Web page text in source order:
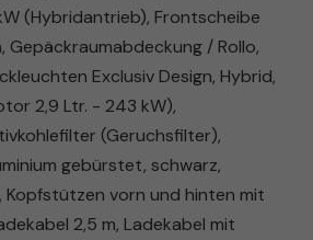
(Hybridantrieb), Frontscheibe
Gepäckraumabdeckung / Rollo,
Exclusiv Design, Hybrid,
2,9 Ltr. - 243 kW),
(Geruchsfilter),
gebürstet, schwarz,
Kopfstützen vorn und hinten mit
2,5 m, Ladekabel mit